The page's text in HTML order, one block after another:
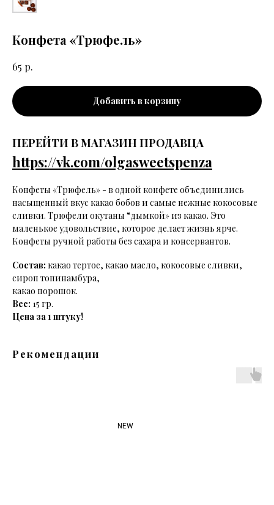
Конфета «Трюфель»
65 р.
Добавить в корзину
ПЕРЕЙТИ В МАГАЗИН ПРОДАВЦА
https://vk.com/olgasweetspenza
Конфеты «Трюфель» - в одной конфете объединились
насыщенный вкус какао бобов и самые нежные кокосовые
сливки. Трюфели окутаны “дымкой» из какао. Это
маленькое удовольствие, которое делает жизнь ярче.
Конфеты ручной работы без сахара и консервантов.
Состав: какао тертое, какао масло, кокосовые сливки,
сироп топинамбура,
какао порошок.
Вес: 15 гр.
Цена за 1 штуку!
Рекомендации
NEW